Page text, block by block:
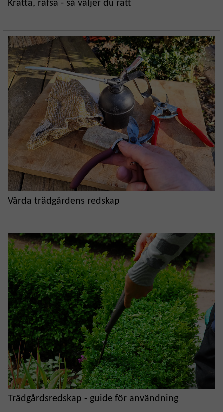
Kratta, räfsa - så väljer du rätt
Vårda trädgårdens redskap
Trädgårdsredskap - guide för användning